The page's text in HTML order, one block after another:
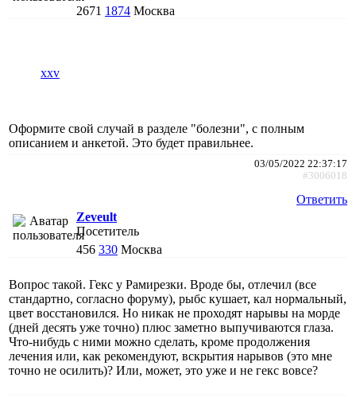
2671 1874 Москва
xxv
Оформите свой случай в разделе "болезни", с полным
описанием и анкетой. Это будет правильнее.
03/05/2022 22:37:17
#3006018
Ответить
Zeveult
Посетитель
456 330 Москва
Вопрос такой. Гекс у Рамирезки. Вроде бы, отлечил (все
стандартно, согласно форуму), рыбс кушает, кал нормальный,
цвет восстановился. Но никак не проходят нарывы на морде
(дней десять уже точно) плюс заметно выпучиваются глаза.
Что-нибудь с ними можно сделать, кроме продолжения
лечения или, как рекомендуют, вскрытия нарывов (это мне
точно не осилить)? Или, может, это уже и не гекс вовсе?